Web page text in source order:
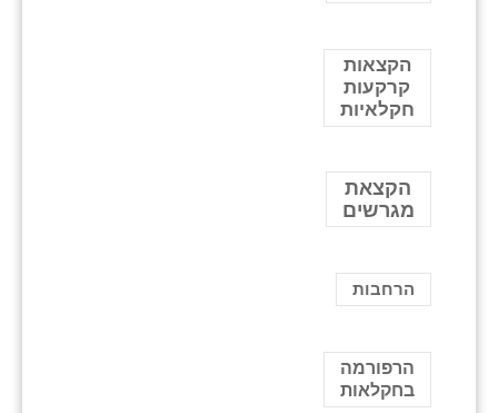
הקצאות
קרקעות
חקלאיות
הקצאת
מגרשים
הרחבות
הרפורמה
בחקלאות